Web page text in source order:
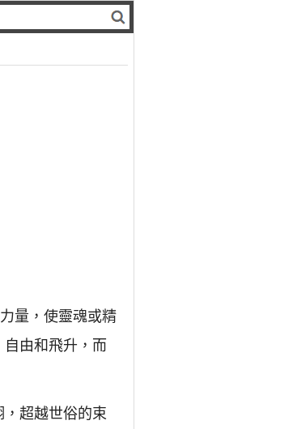
量，使靈魂或精
由和飛升，而
超越世俗的束